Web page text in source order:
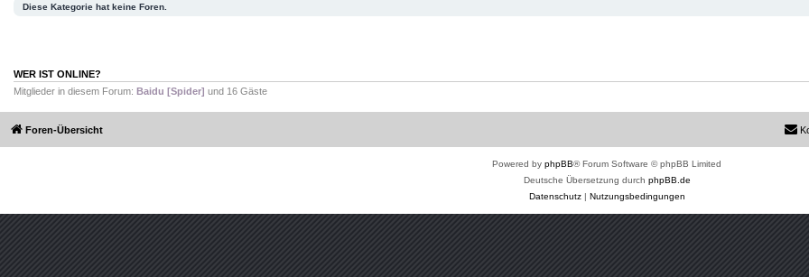
Diese Kategorie hat keine Foren.
WER IST ONLINE?
Mitglieder in diesem Forum: Baidu [Spider] und 16 Gäste
Foren-Übersicht
Powered by phpBB® Forum Software © phpBB Limited
Deutsche Übersetzung durch phpBB.de
Datenschutz| Nutzungsbedingungen